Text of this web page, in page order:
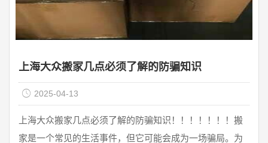
上海大众搬家几点必须了解的防骗知识
2025-04-13
上海大众搬家几点必须了解的防骗知识！！！！！！！搬
家是一个常见的生活事件，但它可能会成为一场骗局。为